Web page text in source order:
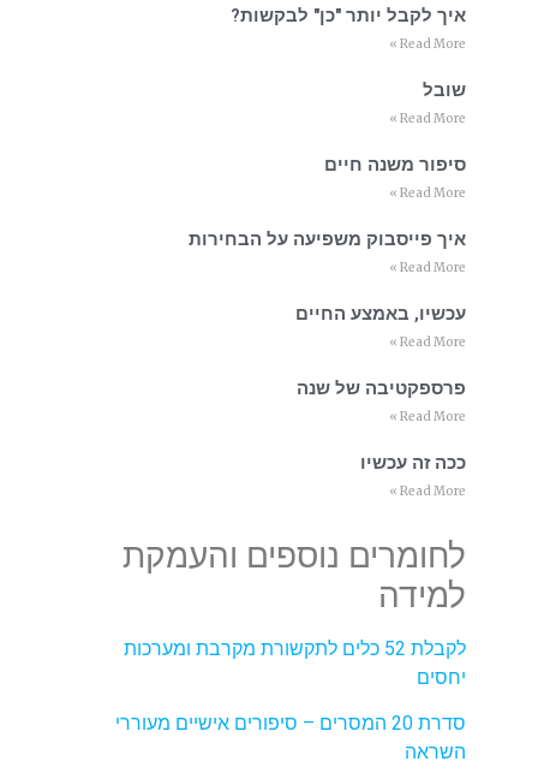
איך לקבל יותר "כן" לבקשות?
Read More »
שובל
Read More »
סיפור משנה חיים
Read More »
איך פייסבוק משפיעה על הבחירות
Read More »
עכשיו, באמצע החיים
Read More »
פרספקטיבה של שנה
Read More »
ככה זה עכשיו
Read More »
לחומרים נוספים והעמקת
למידה
לקבלת 52 כלים לתקשורת מקרבת ומערכות
יחסים
סדרת 20 המסרים – סיפורים אישיים מעוררי
השראה